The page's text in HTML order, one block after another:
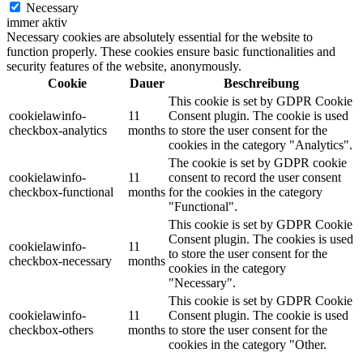
Necessary
immer aktiv
Necessary cookies are absolutely essential for the website to
function properly. These cookies ensure basic functionalities and
security features of the website, anonymously.
Cookie
Dauer Beschreibung
cookielawinfo-
checkbox-analytics
11
months
This cookie is set by GDPR Cookie
Consent plugin. The cookie is used
to store the user consent for the
cookies in the category "Analytics".
cookielawinfo-
checkbox-functional
11
months
The cookie is set by GDPR cookie
consent to record the user consent
for the cookies in the category
"Functional".
cookielawinfo-
checkbox-necessary
11
months
This cookie is set by GDPR Cookie
Consent plugin. The cookies is used
to store the user consent for the
cookies in the category
"Necessary".
cookielawinfo-
checkbox-others
11
months
This cookie is set by GDPR Cookie
Consent plugin. The cookie is used
to store the user consent for the
cookies in the category "Other.